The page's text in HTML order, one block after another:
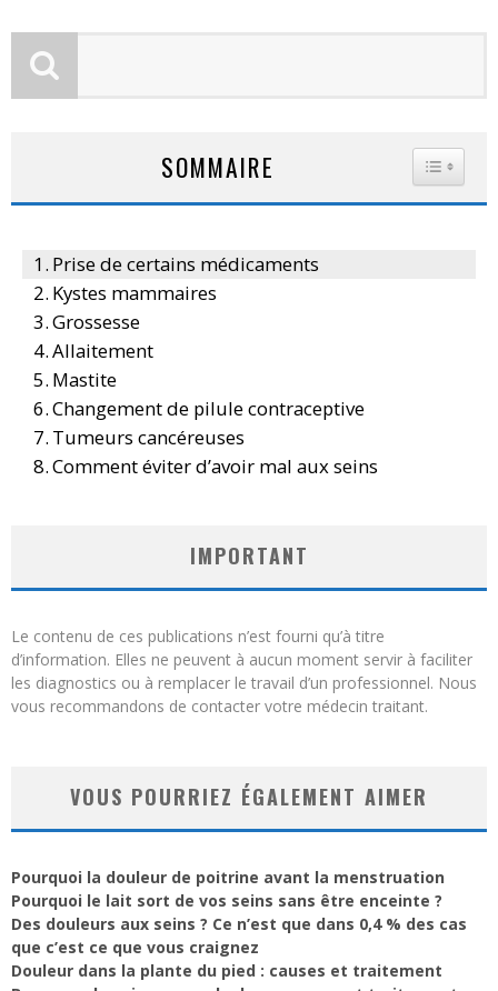
SOMMAIRE
Prise de certains médicaments
Kystes mammaires
Grossesse
Allaitement
Mastite
Changement de pilule contraceptive
Tumeurs cancéreuses
Comment éviter d’avoir mal aux seins
IMPORTANT
Le contenu de ces publications n’est fourni qu’à titre
d’information. Elles ne peuvent à aucun moment servir à faciliter
les diagnostics ou à remplacer le travail d’un professionnel. Nous
vous recommandons de contacter votre médecin traitant.
VOUS POURRIEZ ÉGALEMENT AIMER
Pourquoi la douleur de poitrine avant la menstruation
Pourquoi le lait sort de vos seins sans être enceinte ?
Des douleurs aux seins ? Ce n’est que dans 0,4 % des cas
que c’est ce que vous craignez
Douleur dans la plante du pied : causes et traitement